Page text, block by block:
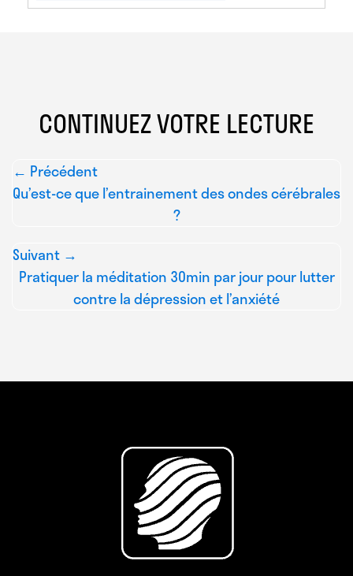
CONTINUEZ VOTRE LECTURE
← Précédent
Qu’est-ce que l’entrainement des ondes cérébrales
?
Suivant →
Pratiquer la méditation 30min par jour pour lutter
contre la dépression et l’anxiété